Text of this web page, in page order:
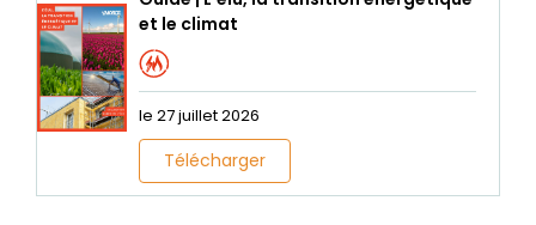
et le climat
le 27 juillet 2026
Télécharger